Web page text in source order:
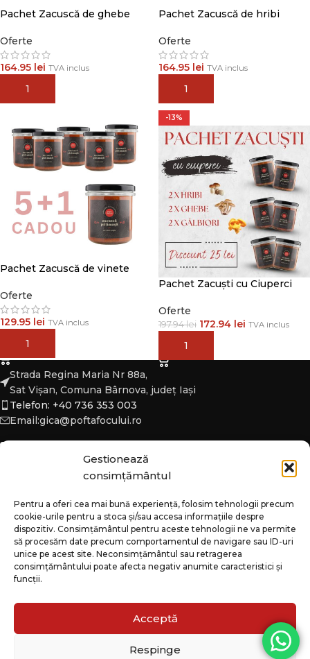
Gestionează
consimțământul
Pentru a oferi cea mai bună experiență, folosim tehnologii precum
cookie-urile pentru a stoca și/sau accesa informațiile despre
dispozitiv. Consimțământul pentru aceste tehnologii ne va permite
să procesăm date precum comportamentul de navigare sau ID-uri
unice pe acest site. Neconsimțământul sau retragerea
consimțământului poate afecta negativ anumite caracteristici și
funcții.
Acceptă
Respinge
Pachet Zacuscă de ghebe
Oferte
164.95 lei TVA inclus
ADAUGĂ ÎN COȘ
Pachet Zacuscă de hribi
Oferte
164.95 lei TVA inclus
ADAUGĂ ÎN COȘ
Pachet Zacuscă de vinete
Oferte
129.95 lei TVA inclus
ADAUGĂ ÎN COȘ
-13%
Pachet Zacuști cu Ciuperci
Oferte
197.94lei 172.94 lei TVA inclus
ADAUGĂ ÎN COȘ
Strada Regina Maria Nr 88a,
Sat Vișan, Comuna Bârnova, județ Iași
Telefon: +40 736 353 003
Email:gica@poftafocului.ro
CATEGORII
INFO